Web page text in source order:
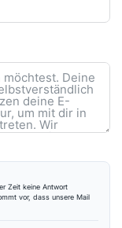
Zeit keine Antwort
vor, dass unsere Mail